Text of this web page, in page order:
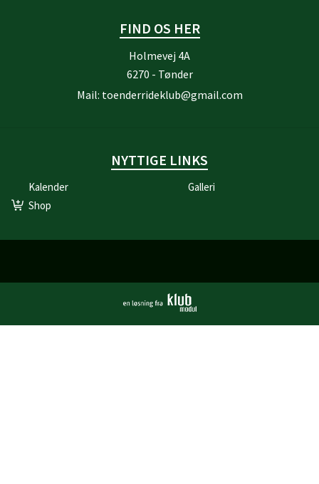
FIND OS HER
Holmevej 4A
6270 - Tønder
Mail: toenderrideklub@gmail.com
NYTTIGE LINKS
Kalender
Galleri
Shop